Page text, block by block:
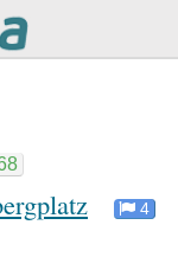
4